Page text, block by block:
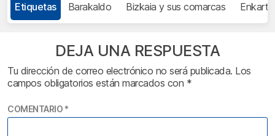
Etiquetas Barakaldo Bizkaia y sus comarcas
DEJA UNA RESPUESTA
Tu dirección de correo electrónico no será publicada. Los
campos obligatorios están marcados con *
COMENTARIO *